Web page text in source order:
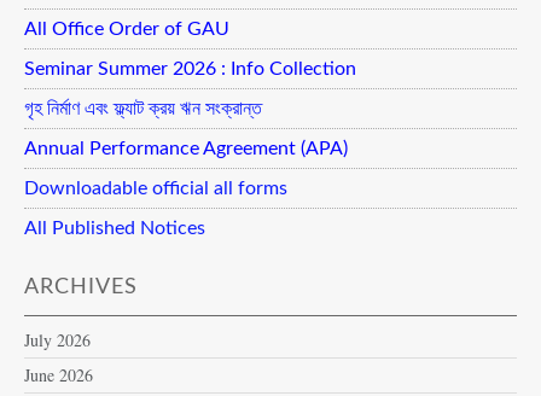
All Office Order of GAU
Seminar Summer 2026 : Info Collection
গৃহ নির্মাণ এবং ফ্ল্যাট ক্রয় ঋন সংক্রান্ত
Annual Performance Agreement (APA)
Downloadable official all forms
All Published Notices
ARCHIVES
July 2026
June 2026